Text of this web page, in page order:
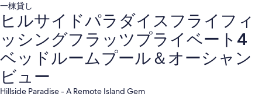
一棟貸し
ヒルサイドパラダイスフライフィ
ッシングフラッツプライベート4
ベッドルームプール＆オーシャン
ビュー
Hillside Paradise - A Remote Island Gem